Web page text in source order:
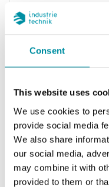
Consent
This website uses
We use cookies to
provide social media
We also share
our social media,
may combine it with
provided to them or
INDUSTRIETECHNIK
Sonda a contatto,
mm).
Lunghezza del cavo
1.5 m
Intervallo di misura, temp